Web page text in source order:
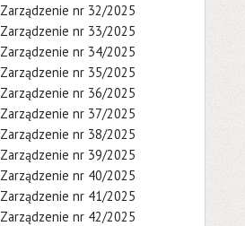
Zarządzenie nr 32/2025
Zarządzenie nr 33/2025
Zarządzenie nr 34/2025
Zarządzenie nr 35/2025
Zarządzenie nr 36/2025
Zarządzenie nr 37/2025
Zarządzenie nr 38/2025
Zarządzenie nr 39/2025
Zarządzenie nr 40/2025
Zarządzenie nr 41/2025
Zarządzenie nr 42/2025